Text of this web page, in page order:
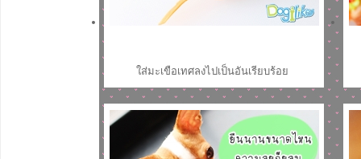
ใส่มะเขือเทศลงไปเป็นอันเรียบร้อย